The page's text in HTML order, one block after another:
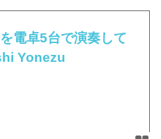
電卓5台で演奏して
Yonezu